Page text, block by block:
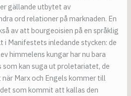
gällande utbytet av
ord relationer på marknaden. En
av att bourgeoisien på en språklig
i Manifestets inledande stycken: de
himmelens kungar har nu bara
som kan suga ut proletariatet, de
Marx och Engels kommer till
som kommit att kallas den